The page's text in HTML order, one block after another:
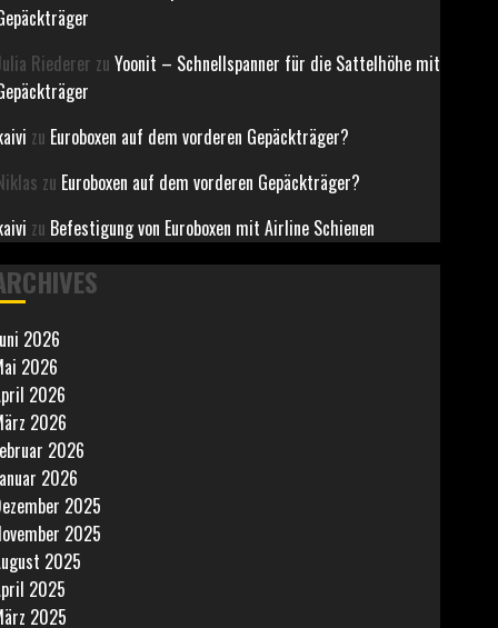
Riederer zu Yoonit – Schnellspanner für die Sattelhöhe mit
zu Euroboxen auf dem vorderen Gepäckträger?
zu Euroboxen auf dem vorderen Gepäckträger?
zu Befestigung von Euroboxen mit Airline Schienen
2026
2026
2026
2026
2026
2026
2025
2025
2025
2025
2025